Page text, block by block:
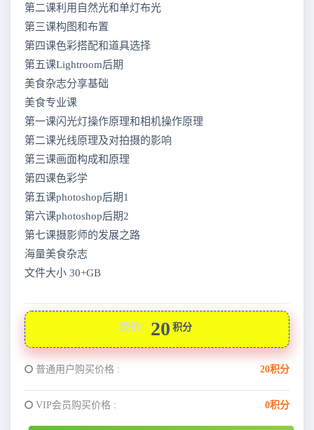
第二课利用自然光和单灯布光
第三课构图和布置
第四课色彩搭配和道具选择
第五课Lightroom后期
美食杂志分享基础
美食专业课
第一课闪光灯操作原理和相机操作原理
第二课光线原理及对拍摄的影响
第三课画面构成和原理
第四课色彩学
第五课photoshop后期1
第六课photoshop后期2
第七课摄影师的发展之路
海量美食杂志
文件大小 30+GB
原价： 20 积分
普通用户购买价格 : 20积分
VIP会员购买价格 : 0积分